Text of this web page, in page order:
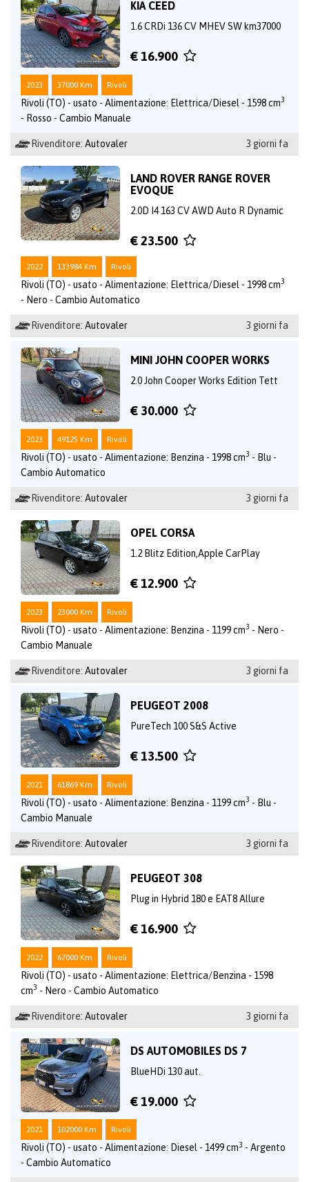
KIA CEED
1.6 CRDi 136 CV MHEV SW km37000
€ 16.900
2023 37000 Km Rivoli
Rivoli (TO) - usato - Alimentazione: Elettrica/Diesel - 1598 cm3
- Rosso - Cambio Manuale
Rivenditore: Autovaler 3 giorni fa
LAND ROVER RANGE ROVER
EVOQUE
2.0D I4 163 CV AWD Auto R Dynamic
€ 23.500
2022 133984 Km Rivoli
Rivoli (TO) - usato - Alimentazione: Elettrica/Diesel - 1998 cm3
- Nero - Cambio Automatico
Rivenditore: Autovaler 3 giorni fa
MINI JOHN COOPER WORKS
2.0 John Cooper Works Edition Tett
€ 30.000
2023 49125 Km Rivoli
Rivoli (TO) - usato - Alimentazione: Benzina - 1998 cm3 - Blu -
Cambio Automatico
Rivenditore: Autovaler 3 giorni fa
OPEL CORSA
1.2 Blitz Edition,Apple CarPlay
€ 12.900
2023 23000 Km Rivoli
Rivoli (TO) - usato - Alimentazione: Benzina - 1199 cm3 - Nero -
Cambio Manuale
Rivenditore: Autovaler 3 giorni fa
PEUGEOT 2008
PureTech 100 S&S Active
€ 13.500
2021 61869 Km Rivoli
Rivoli (TO) - usato - Alimentazione: Benzina - 1199 cm3 - Blu -
Cambio Manuale
Rivenditore: Autovaler 3 giorni fa
PEUGEOT 308
Plug in Hybrid 180 e EAT8 Allure
€ 16.900
2022 67000 Km Rivoli
Rivoli (TO) - usato - Alimentazione: Elettrica/Benzina - 1598
cm3 - Nero - Cambio Automatico
Rivenditore: Autovaler 3 giorni fa
DS AUTOMOBILES DS 7
BlueHDi 130 aut.
€ 19.000
2021 102000 Km Rivoli
Rivoli (TO) - usato - Alimentazione: Diesel - 1499 cm3 - Argento
- Cambio Automatico